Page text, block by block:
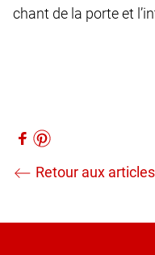
chant de la porte et